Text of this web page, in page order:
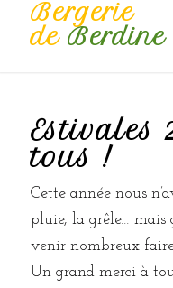
Bergerie
deBerdine
Estivales
tous !
Cette année nous
pluie, la grêle… mais
venir nombreux
Un grand merci à